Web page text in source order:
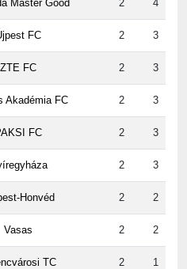
FC 2 3
ZTE FC 2 3
Akadémia FC 2 3
FC 2 3
2 3
Honvéd 2 2
Vasas 2 2
TC 2 1
DVSC 2 0